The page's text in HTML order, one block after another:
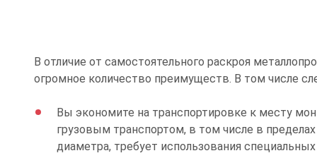
В отличие от самостоятельного раскроя
огромное количество преимуществ. В том числе
Вы экономите на транспортировке к месту
грузовым транспортом, в том числе в
диаметра, требует использования